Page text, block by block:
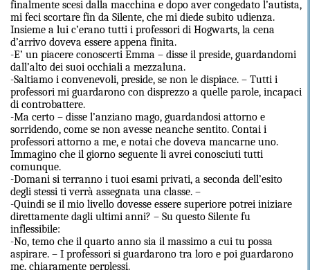
finalmente scesi dalla macchina e dopo aver congedato l’autista,
mi feci scortare fin da Silente, che mi diede subito udienza.
Insieme a lui c’erano tutti i professori di Hogwarts, la cena
d’arrivo doveva essere appena finita.
-E’ un piacere conoscerti Emma – disse il preside, guardandomi
dall’alto dei suoi occhiali a mezzaluna.
-Saltiamo i convenevoli, preside, se non le dispiace. – Tutti i
professori mi guardarono con disprezzo a quelle parole, incapaci
di controbattere.
-Ma certo – disse l’anziano mago, guardandosi attorno e
sorridendo, come se non avesse neanche sentito. Contai i
professori attorno a me, e notai che doveva mancarne uno.
Immagino che il giorno seguente li avrei conosciuti tutti
comunque.
-Domani si terranno i tuoi esami privati, a seconda dell’esito
degli stessi ti verrà assegnata una classe. –
-Quindi se il mio livello dovesse essere superiore potrei iniziare
direttamente dagli ultimi anni? – Su questo Silente fu
inflessibile:
-No, temo che il quarto anno sia il massimo a cui tu possa
aspirare. – I professori si guardarono tra loro e poi guardarono
me, chiaramente perplessi.